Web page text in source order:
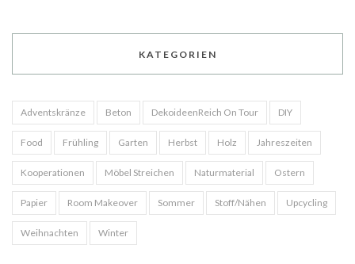
KATEGORIEN
Adventskränze Beton DekoideenReich On Tour DIY
Food Frühling Garten Herbst Holz Jahreszeiten
Kooperationen Möbel Streichen Naturmaterial Ostern
Papier Room Makeover Sommer Stoff/Nähen Upcycling
Weihnachten Winter